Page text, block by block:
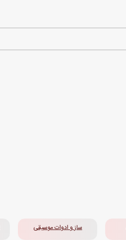
ساز و ادوات موسیقی